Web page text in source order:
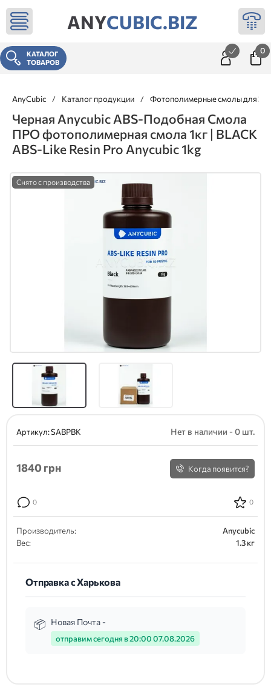
ANYCUBIC.BIZ
КАТАЛОГ
ТОВАРОВ
0
AnyCubic / Каталог продукции / Фотополимерные смолы для 3д
Черная Anycubic ABS-Подобная Смола
ПРО фотополимерная смола 1кг | BLACK
ABS-Like Resin Pro Anycubic 1kg
Снято с производства
Артикул:SABPBK Нет в наличии - 0 шт.
1840грн Когда появится?
0 0
Производитель:
Anycubic
Вес:
1.3 кг
Отправка с Харькова
Новая Почта -
отправим сегодня в 20:00 07.08.2026